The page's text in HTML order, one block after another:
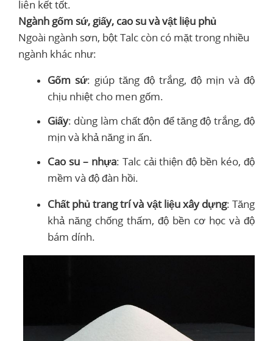
liên kết tốt.
Ngành gốm sứ, giấy, cao su và vật liệu phủ
Ngoài ngành sơn, bột Talc còn có mặt trong nhiều
ngành khác như:
Gốm sứ: giúp tăng độ trắng, độ mịn và độ
chịu nhiệt cho men gốm.
Giấy: dùng làm chất độn để tăng độ trắng, độ
mịn và khả năng in ấn.
Cao su – nhựa: Talc cải thiện độ bền kéo, độ
mềm và độ đàn hồi.
Chất phủ trang trí và vật liệu xây dựng: Tăng
khả năng chống thấm, độ bền cơ học và độ
bám dính.